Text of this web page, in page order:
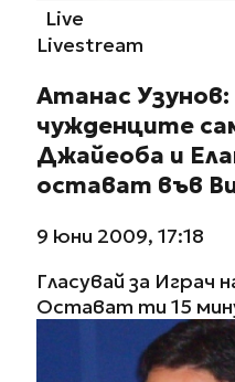
Live
Livestream
Атанас
чужденците
Джайеоба и
остават във
9 юни 2009, 17:18
Гласувай за Играч
Остават ти 15